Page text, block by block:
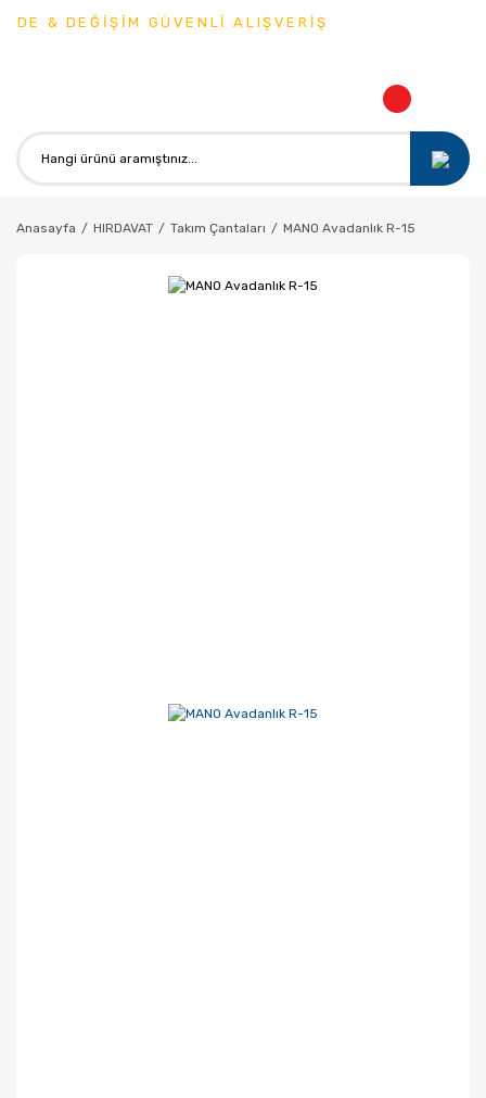
& DEĞİŞİM GÜVENLİ ALIŞVERİŞ
Anasayfa HIRDAVAT Takım Çantaları MANO Avadanlık R-15